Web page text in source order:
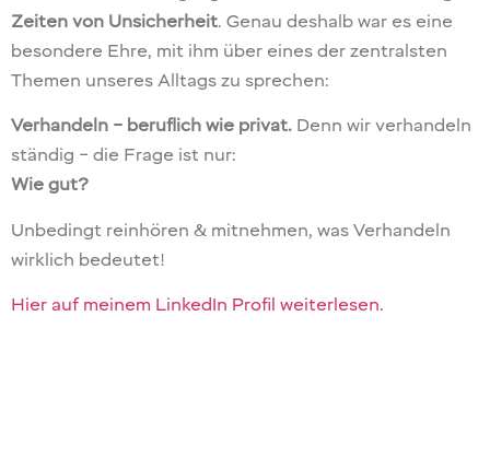
Zeiten von Unsicherheit. Genau deshalb war es eine
besondere Ehre, mit ihm über eines der zentralsten
Themen unseres Alltags zu sprechen:
Verhandeln – beruflich wie privat. Denn wir verhandeln
ständig – die Frage ist nur:
Wie gut?
Unbedingt reinhören & mitnehmen, was Verhandeln
wirklich bedeutet!
Hier auf meinem LinkedIn Profil weiterlesen.